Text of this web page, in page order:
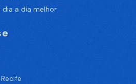
a dia melhor